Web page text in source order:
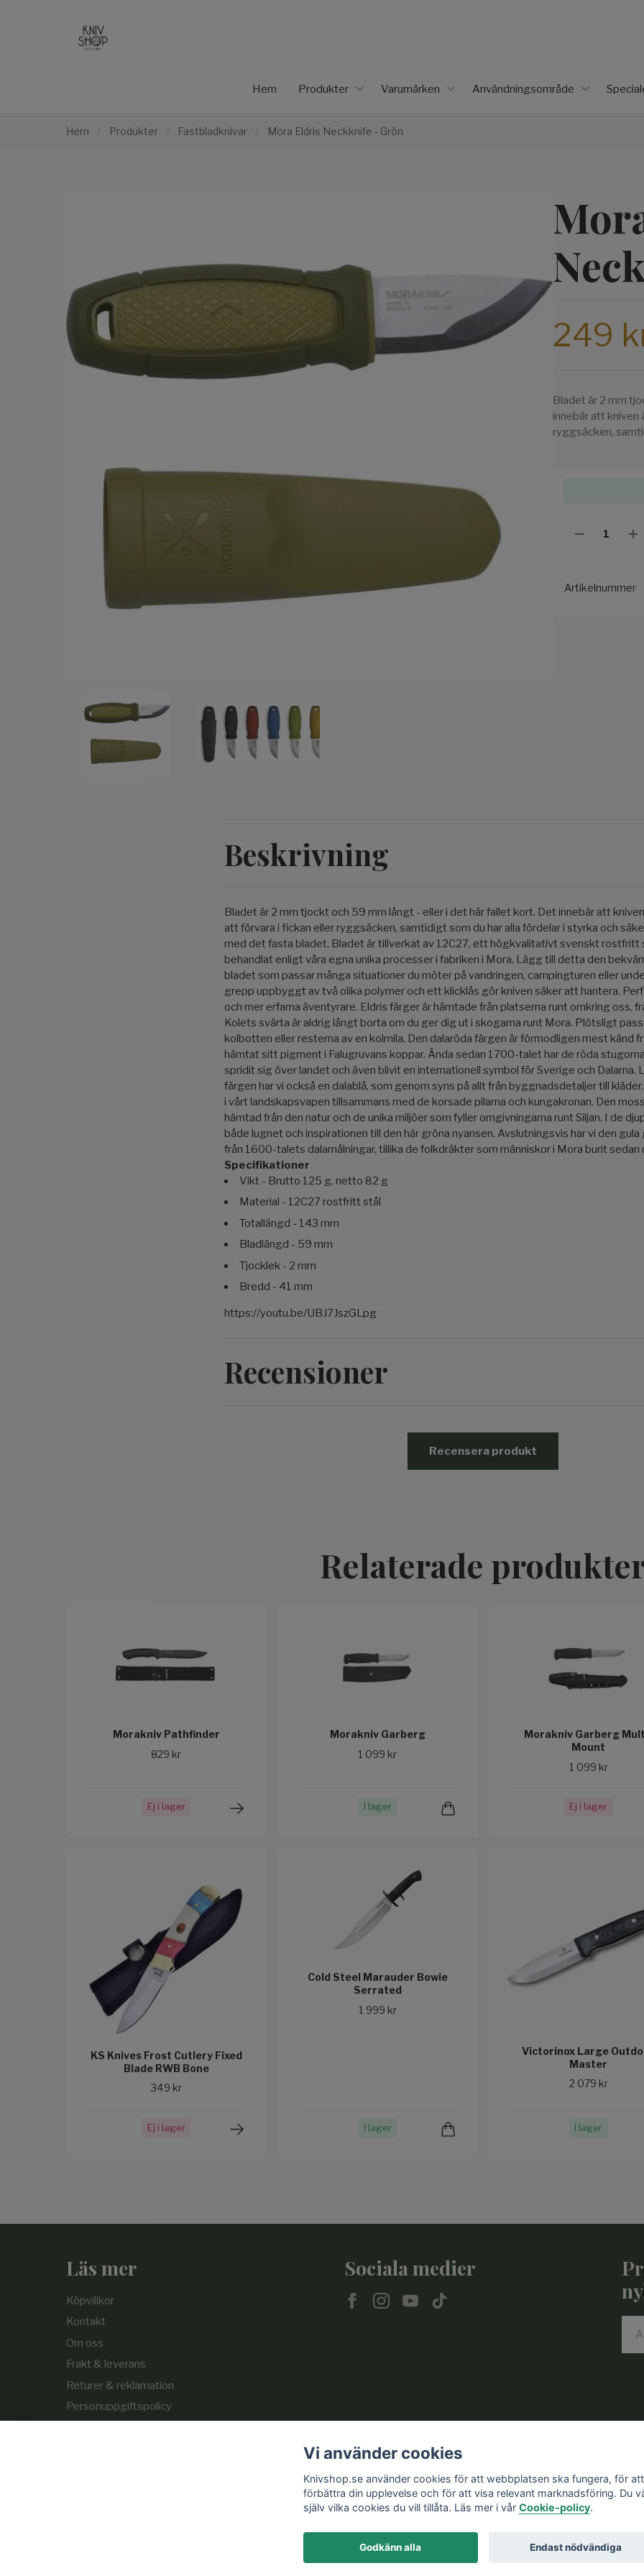
Hem Produkter Varumärken Användningsområde
Hem / Produkter / Fastbladknivar / Mora Eldris Neckknife - Grön
249
Bladet är 2 mm
innebär att kniven
ryggsäcken,
Artikelnummer
Beskrivning
Bladet är 2 mm tjockt och 59 mm långt - eller i det här fallet kort. Det innebär att
att förvara i fickan eller ryggsäcken, samtidigt som du har alla fördelar i styrka och
med det fasta bladet. Bladet är tillverkat av 12C27, ett högkvalitativt svenskt rostfritt
behandlat enligt våra egna unika processer i fabriken i Mora. Lägg till detta den
bladet som passar många situationer du möter på vandringen, campingturen eller
grepp uppbyggt av två olika polymer och ett klicklås gör kniven säker att hantera.
och mer erfarna äventyrare. Eldris färger är hämtade från platserna runt omkring oss,
Kolets svärta är aldrig långt borta om du ger dig ut i skogarna runt Mora. Plötsligt
kolbotten eller resterna av en kolmila. Den dalaröda färgen är förmodligen mest känd
hämtat sitt pigment i Falugruvans koppar. Ända sedan 1700-talet har de röda
spridit sig över landet och även blivit en internationell symbol för Sverige och Dalarna.
färgen har vi också en dalablå, som genom syns på allt från byggnadsdetaljer till
i vårt landskapsvapen tillsammans med de korsade pilarna och kungakronan. Den
hämtad från den natur och de unika miljöer som fyller omgivningarna runt Siljan. I de
både lugnet och inspirationen till den här gröna nyansen. Avslutningsvis har vi den
från 1600-talets dalamålningar, tillika de folkdräkter som människor i Mora burit sedan
Specifikationer
Vikt - Brutto 125 g, netto 82 g
Material - 12C27 rostfritt stål
Totallängd - 143 mm
Bladlängd - 59 mm
Tjocklek - 2 mm
Bredd - 41 mm
https://youtu.be/UBJ7JszGLpg
Recensioner
Recensera produkt
Relaterade
Morakniv Pathfinder
829 kr
Ej i lager
Morakniv Garberg
1 099 kr
I lager
Morakniv Garberg
Mount
1 099 kr
Ej i lager
KS Knives Frost Cutlery Fixed
Blade RWB Bone
349 kr
Ej i lager
Cold Steel Marauder Bowie
Serrated
1 999 kr
I lager
Victorinox Large
Master
2 079 kr
I lager
Läs mer
Köpvillkor
Kontakt
Om oss
Frakt & leverans
Returer & reklamation
Personuppgiftspolicy
Sociala medier
Vi använder cookies
Knivshop.se använder cookies för att webbplatsen ska fungera, för att
förbättra din upplevelse och för att visa relevant marknadsföring. Du
själv vilka cookies du vill tillåta. Läs mer i vår Cookie-policy.
Godkänn alla Endast nödvändiga